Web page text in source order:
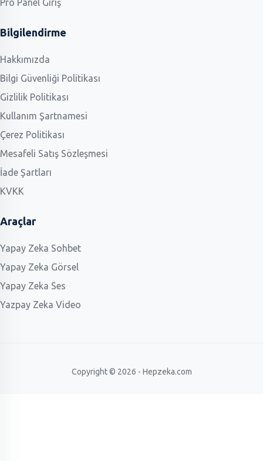
Pro Panel Giriş
Bilgilendirme
Hakkımızda
Bilgi Güvenliği Politikası
Gizlilik Politikası
Kullanım Şartnamesi
Çerez Politikası
Mesafeli Satış Sözleşmesi
İade Şartları
KVKK
Araçlar
Yapay Zeka Sohbet
Yapay Zeka Görsel
Yapay Zeka Ses
Yazpay Zeka Video
Copyright © 2026 - Hepzeka.com